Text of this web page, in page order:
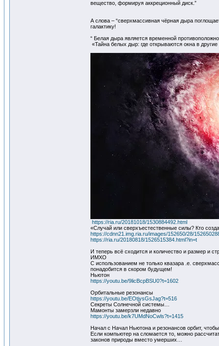
вещество, формируя аккреционный диск.”
А слова – “сверхмассивная чёрная дыра
галактику!
“ Белая дыра является временной
«Тайна белых дыр: где открываются окна в
https://ria.ru/20181018/1530884492.html
«Случай или сверхъестественные силы? Кто
https://cdnn21.img.ria.ru/images/152650/28/
https://ria.ru/20180818/1526515384.html?in=t
И теперь всё сходится и количество и размер и
ИМХО
С использованием не только квазара .е.
понадобится в скором будущем!
Ньютон
https://youtu.be/9licBcpBSU0?t=1602
Орбитальные резонансы
https://youtu.be/EOtjysGsJag?t=516
Секреты Солнечной системы…
Мамонты замерзли недавно
https://youtu.be/k7UMdNoCwls?t=1415
Начал с Начал Ньютона и резонансов орбит,
Если компьютер на сломается то, можно
законов природы вместо умерших…